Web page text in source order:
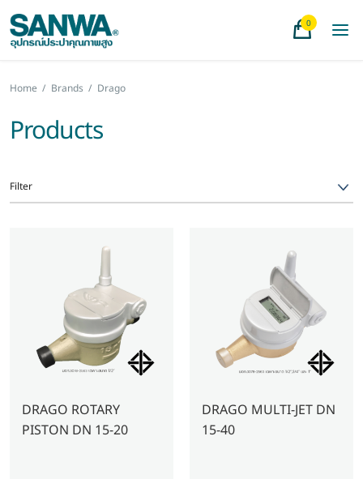
0
Home / Brands / Drago
Products
Filter
DRAGO ROTARY
PISTON DN 15-20
DRAGO MULTI-JET DN
15-40